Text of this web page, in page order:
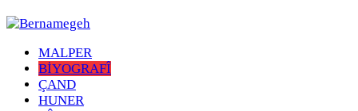
MALPER
BİYOGRAFÎ
ÇAND
HUNER